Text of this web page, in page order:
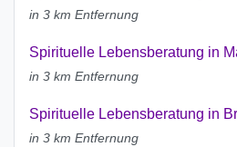
in 3 km Entfernung
Spirituelle Lebensberatung in
in 3 km Entfernung
Spirituelle Lebensberatung in
in 3 km Entfernung